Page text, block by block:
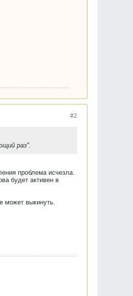
#2
раз".
проблема исчезла.
будет активен в
может выкинуть.